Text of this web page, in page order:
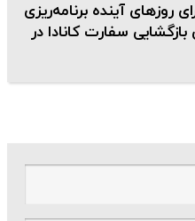
روزهای آینده برنامه‌ریزی
سفارت کانادا در